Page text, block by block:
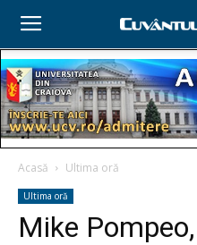
Acasă Ultima oră
Ultima oră
Mike